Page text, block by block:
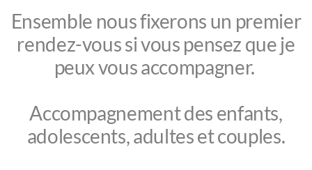
Ensemble nous fixerons un premier
rendez-vous si vous pensez que je
peux vous accompagner.
Accompagnement des enfants,
adolescents, adultes et couples.